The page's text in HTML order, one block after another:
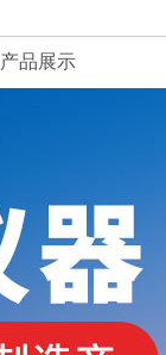
产品展示